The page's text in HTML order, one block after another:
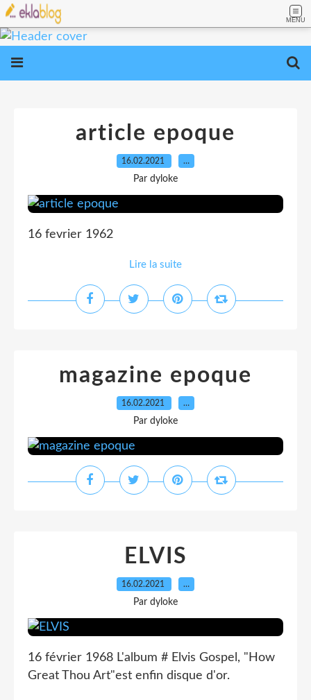
MENU
article epoque
16.02.2021 …
Par dyloke
16 fevrier 1962
Lire la suite
magazine epoque
16.02.2021 …
Par dyloke
ELVIS
16.02.2021 …
Par dyloke
16 février 1968 L'album # Elvis Gospel, "How
Great Thou Art"est enfin disque d'or.